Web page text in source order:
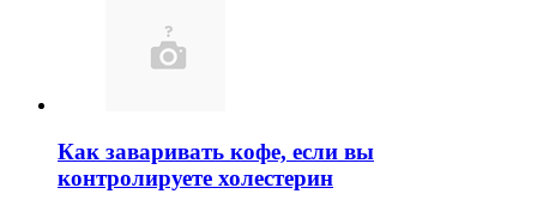
Как заваривать кофе, если вы
контролируете холестерин